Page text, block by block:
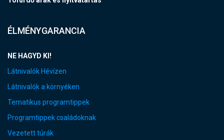
ÉLMÉNYGARANCIA
NE HAGYD KI!
Látnivalók Hévízen
Látnivalók a környéken
Tematikus programtippek
Programtippek családoknak
Vezetett túrák